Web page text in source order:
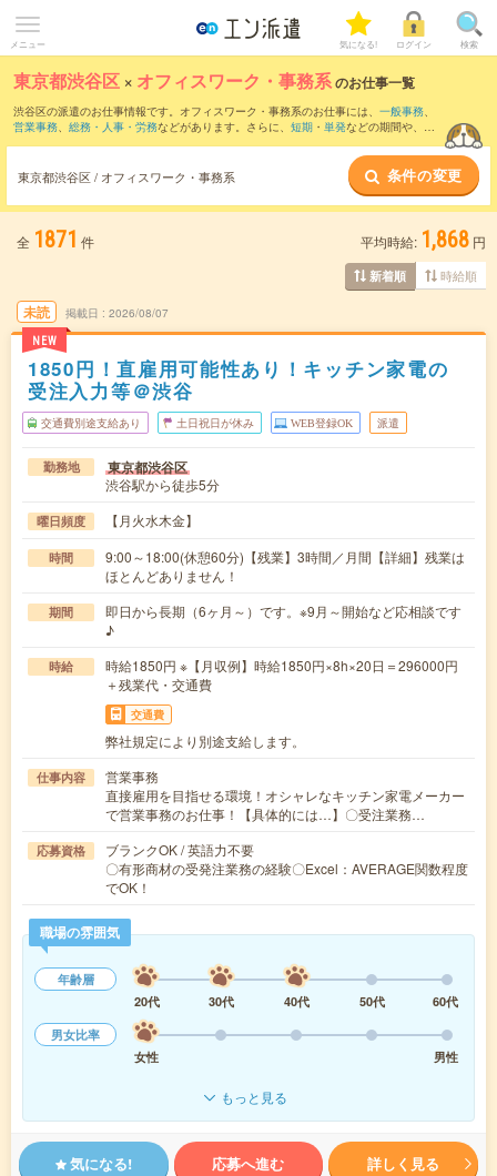
メニュー 気になる! ログイン 検索
東京都渋谷区 × オフィスワーク・事務系のお仕事一覧
渋谷区の派遣のお仕事情報です。オフィスワーク・事務系のお仕事には、 一般事務、
営業事務、 総務・人事・労務などがあります。さらに、 短期 ・ 単発などの期間や、 職
東京都渋谷区 / オフィスワーク・事務系 条件の変更
全 1871 件 平均時給: 1,868 円
新着順 時給順
未読
NEW
掲載日 2026/08/07
1850円！直雇用可能性あり！キッチン家電の
受注入力等＠渋谷
交通費別途支給あり 土日祝日が休み WEB登録OK 派遣
勤務地 東京都渋谷区
渋谷駅から徒歩5分
曜日頻度 【月火水木金】
時間
9:00～18:00(休憩60分)【残業】3時間／月間【詳細】残業は
ほとんどありません！
期間
即日から長期（6ヶ月～）です。※9月～開始など応相談です
♪
時給
時給1850円 ※【月収例】時給1850円×8h×20日＝296000円
＋残業代・交通費
交通費
弊社規定により別途支給します。
仕事内容
営業事務
直接雇用を目指せる環境！オシャレなキッチン家電メーカー
で営業事務のお仕事！【具体的には…】〇受注業務…
応募資格
ブランクOK / 英語力不要
〇有形商材の受発注業務の経験〇Excel：AVERAGE関数程度
でOK！
職場の雰囲気
年齢層
20代
30代 40代 50代
60代
男女比率
女性
男性
もっと見る
気になる! 応募へ進む 詳しく見る